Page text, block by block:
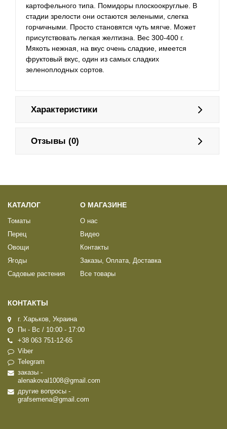
картофельного типа. Помидоры плоскоокруглые. В
стадии зрелости они остаются зелеными, слегка
горчичными. Просто становятся чуть мягче. Может
присутствовать легкая желтизна. Вес 300-400 г.
Мякоть нежная, на вкус очень сладкие, имеется
фруктовый вкус, один из самых сладких
зеленоплодных сортов.
Характеристики
Отзывы (0)
КАТАЛОГ
Томаты
Перец
Овощи
Ягоды
Садовые растения
О МАГАЗИНЕ
О нас
Видео
Контакты
Заказы, Оплата, Доставка
Все товары
КОНТАКТЫ
г. Харьков, Украина
Пн - Вс / 10:00 - 17:00
+38 063 751-12-65
Viber
Telegram
заказы -
alenakoval1008@gmail.com
другие вопросы -
grafsemena@gmail.com